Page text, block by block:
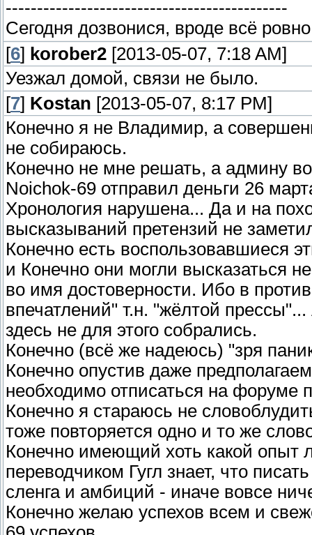
---------------------------------------------
Сегодня дозвонися, вроде всё
[6] korober2 [2013-05-07, 7:18 AM]
Уезжал домой, связи не было.
[7] Kostan [2013-05-07, 8:17 PM]
Конечно я не Владимир, а
не собираюсь.
Конечно не мне решать, а админу
Noichok-69 отправил деньги 26
Хронология нарушена... Да и на
высказываний претензий не
Конечно есть воспользовавшиеся
и Конечно они могли высказаться
во имя достоверности. Ибо в
впечатлений" т.н. "жёлтой
здесь не для этого собрались.
Конечно (всё же надеюсь) "зря
Конечно опустив даже
необходимо отписаться на форуме
Конечно я стараюсь не
тоже повторяется одно и то же
Конечно имеющий хоть какой
переводчиком Гугл знает, что
сленга и амбиций - иначе вовсе
Конечно желаю успехов всем и